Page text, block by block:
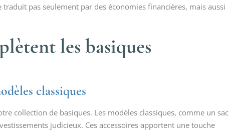
pas seulement par des économies financières, mais aussi
les basiques
classiques
collection de basiques. Les modèles classiques, comme un sac
judicieux. Ces accessoires apportent une touche